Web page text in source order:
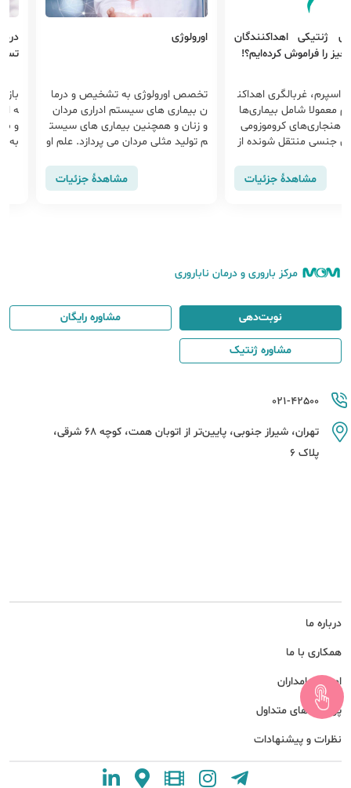
ژنتیکی اهداکنندگان
را فراموش کرده‌ایم؟!
اسپرم، غربالگری اهداکن
معمولا شامل بیماری‌ها
کروموزومی
جنسی منتقل شونده از
دقیق‌تر از گذشته می‌ب
هرگونه بیماری و آل
مشاهدهٔ جزئیات
اورولوژی
تخصص اورولوژی به تشخیص و درما
ن بیماری های سیستم ادراری مردان
و زنان و همچنین بیماری های سیست
م تولید مثلی مردان می پردازد. علم او
آندرولوژی نیز می باشد.مشاهدهٔ جزئیات
ه
و
به
مرکز باروری و درمان ناباروری
درباره ما
همکاری با ما
امور سهامداران
پرسش های متداول
نظرات و پیشنهادات
021-42500
تهران، شیراز جنوبی، پایین‌تر از اتوبان همت، کوچه 68 شرقی،
پلاک 6
نوبت‌دهی مشاوره رایگان
مشاوره ژنتیک